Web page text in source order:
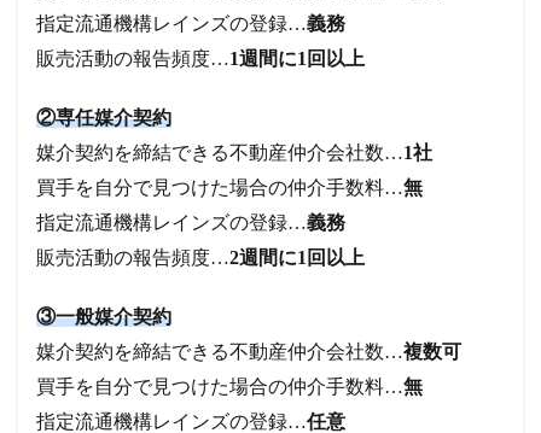
指定流通機構レインズの登録…義務
販売活動の報告頻度…1週間に1回以上
②専任媒介契約
媒介契約を締結できる不動産仲介会社数…1社
買手を自分で見つけた場合の仲介手数料…無
指定流通機構レインズの登録…義務
販売活動の報告頻度…2週間に1回以上
③一般媒介契約
媒介契約を締結できる不動産仲介会社数…複数可
買手を自分で見つけた場合の仲介手数料…無
指定流通機構レインズの登録…任意